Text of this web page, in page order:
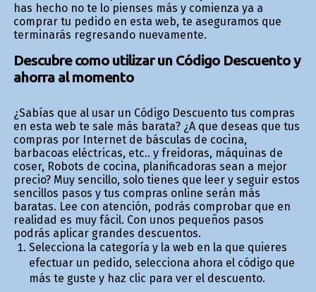
has hecho no te lo pienses más y comienza ya a
comprar tu pedido en esta web, te aseguramos que
terminarás regresando nuevamente.
Descubre como utilizar un Código Descuento y
ahorra al momento
¿Sabías que al usar un Código Descuento tus compras
en esta web te sale más barata? ¿A que deseas que tus
compras por Internet de básculas de cocina,
barbacoas eléctricas, etc.. y freidoras, máquinas de
coser, Robots de cocina, planificadoras sean a mejor
precio? Muy sencillo, solo tienes que leer y seguir estos
sencillos pasos y tus compras online serán más
baratas. Lee con atención, podrás comprobar que en
realidad es muy fácil. Con unos pequeños pasos
podrás aplicar grandes descuentos.
Selecciona la categoría y la web en la que quieres
efectuar un pedido, selecciona ahora el código que
más te guste y haz clic para ver el descuento.